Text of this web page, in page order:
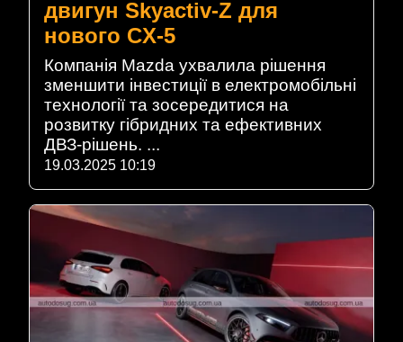
двигун Skyactiv-Z для
нового CX-5
Компанія Mazda ухвалила рішення
зменшити інвестиції в електромобільні
технології та зосередитися на
розвитку гібридних та ефективних
ДВЗ-рішень. ...
19.03.2025 10:19